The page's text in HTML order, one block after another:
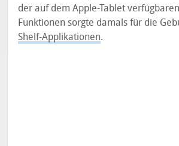
der auf dem Apple-Tablet
Funktionen sorgte damals für die
Shelf-Applikationen.